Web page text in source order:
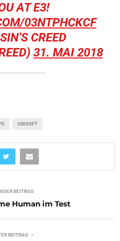
AT E3!
03NTPHCKCF
CREED
31. MAI 2018
PC UBISOFT
BEITRAG
Human im Test
BEITRAG